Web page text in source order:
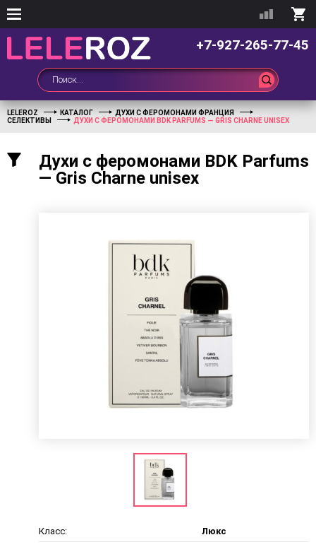
+7-927-265-77-45
LELEROZ КАТАЛОГ
ДУХИ С ФЕРОМОНАМИ ФРАНЦИЯ
СЕЛЕКТИВЫ
ДУХИ С ФЕРОМОНАМИ BDK PARFUMS — GRIS CHARNE UNISEX
Духи с феромонами BDK Parfums
— Gris Charne unisex
Класс:
Люкс